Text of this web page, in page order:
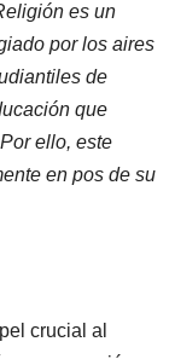
es un
por los aires
de
que
ello, este
en pos de su
crucial al